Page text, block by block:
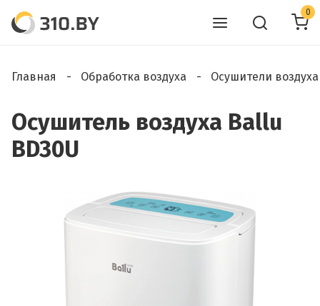
0
Главная Обработка воздуха Осушители воздуха
Осушитель воздуха Ballu
BD30U